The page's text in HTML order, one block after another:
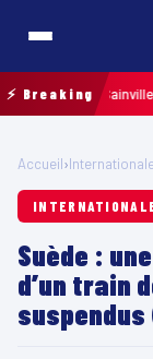
⚡ Breaking
Sainville à
Accueil›
Suède :
d’un train
suspendus